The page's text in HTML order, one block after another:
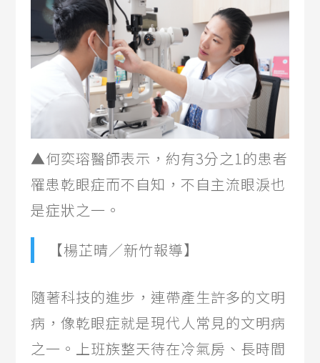
▲何奕瑢醫師表示，約有3分之1的患者
罹患乾眼症而不自知，不自主流眼淚也
是症狀之一。
【楊芷晴／新竹報導】
隨著科技的進步，連帶產生許多的文明
病，像乾眼症就是現代人常見的文明病
之一。上班族整天待在冷氣房、長時間